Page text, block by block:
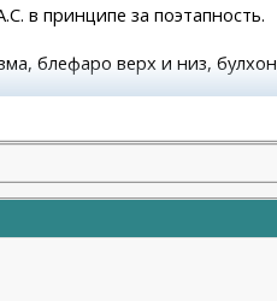
в принципе за поэтапность.
блефаро верх и низ, булхон
и красоты)